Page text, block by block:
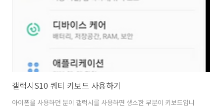
갤럭시S10 쿼티 키보드 사용하기
아이폰을 사용하던 분이 갤럭시를 사용하면 생소한 부분이 키보드입니